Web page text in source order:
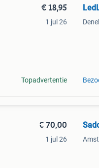
€ 18,95
1 jul 26
Topadvertentie
€ 70,00
1 jul 26